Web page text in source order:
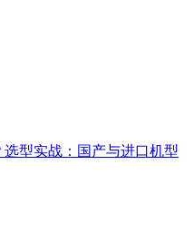
选型实战：国产与进口机型